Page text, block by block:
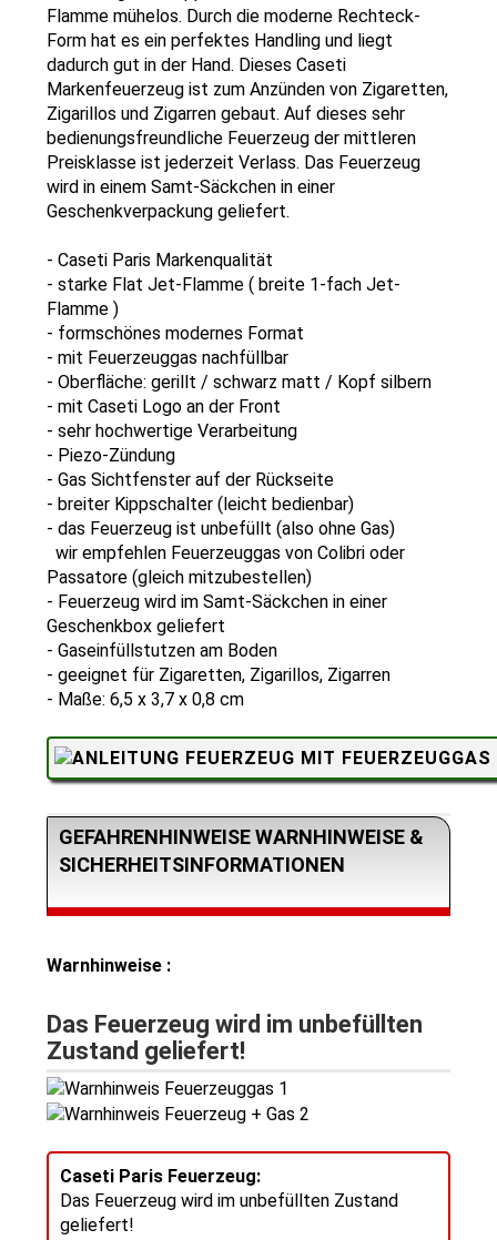
Flamme mühelos. Durch die moderne Rechteck-
Form hat es ein perfektes Handling und liegt
dadurch gut in der Hand. Dieses Caseti
Markenfeuerzeug ist zum Anzünden von Zigaretten,
Zigarillos und Zigarren gebaut. Auf dieses sehr
bedienungsfreundliche Feuerzeug der mittleren
Preisklasse ist jederzeit Verlass. Das Feuerzeug
wird in einem Samt-Säckchen in einer
Geschenkverpackung geliefert.
- Caseti Paris Markenqualität
- starke Flat Jet-Flamme (breite 1-fach Jet-
Flamme )
- formschönes modernes Format
- mit Feuerzeuggas nachfüllbar
- Oberfläche: gerillt / schwarz matt / Kopf silbern
- mit Caseti Logo an der Front
- sehr hochwertige Verarbeitung
- Piezo-Zündung
- Gas Sichtfenster auf der Rückseite
- breiter Kippschalter (leicht bedienbar)
- das Feuerzeug ist unbefüllt (also ohne Gas)
wir empfehlen Feuerzeuggas von Colibri oder
Passatore (gleich mitzubestellen)
- Feuerzeug wird im Samt-Säckchen in einer
Geschenkbox geliefert
- Gaseinfüllstutzen am Boden
- geeignet für Zigaretten, Zigarillos, Zigarren
- Maße: 6,5 x 3,7 x 0,8 cm
GEFAHRENHINWEISE WARNHINWEISE &
SICHERHEITSINFORMATIONEN
Warnhinweise :
Das Feuerzeug wird im unbefüllten
Zustand geliefert!
Caseti Paris Feuerzeug:
Das Feuerzeug wird im unbefüllten Zustand
geliefert!